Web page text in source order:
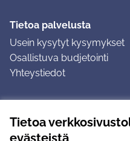
Tietoa
evästeistä
Tietoa palvelusta
Usein kysytyt kysymykset
Osallistuva budjetointi
Yhteystiedot
Ohjeet kirjautumiseen